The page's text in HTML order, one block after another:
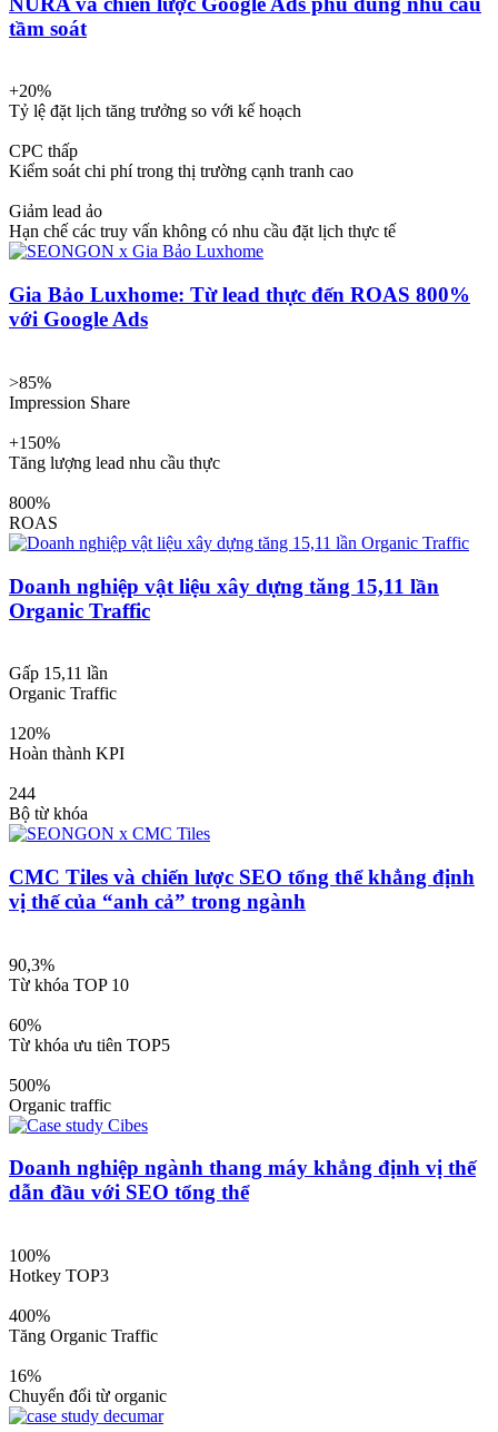
tầm soát
+20%
Tỷ lệ đặt lịch tăng trưởng so với kế hoạch
CPC thấp
Kiểm soát chi phí trong thị trường cạnh tranh cao
Giảm lead ảo
Hạn chế các truy vấn không có nhu cầu đặt lịch thực tế
Gia Bảo Luxhome: Từ lead thực đến ROAS 800%
với Google Ads
>85%
Impression Share
+150%
Tăng lượng lead nhu cầu thực
800%
ROAS
Doanh nghiệp vật liệu xây dựng tăng 15,11 lần
Organic Traffic
Gấp 15,11 lần
Organic Traffic
120%
Hoàn thành KPI
244
Bộ từ khóa
CMC Tiles và chiến lược SEO tổng thể khẳng định
vị thế của “anh cả” trong ngành
90,3%
Từ khóa TOP 10
60%
Từ khóa ưu tiên TOP5
500%
Organic traffic
Doanh nghiệp ngành thang máy khẳng định vị thế
dẫn đầu với SEO tổng thể
100%
Hotkey TOP3
400%
Tăng Organic Traffic
16%
Chuyển đổi từ organic